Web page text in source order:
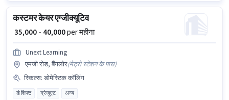
कस्टमर केयर एग्जीक्यूटिव
₹ 35,000 - 40,000per महीना
Unext Learning
एमजी रोड, बैंगलोर(मेट्रो स्टेशन के पास)
स्किल्स: डोमेस्टिक कॉलिंग
डे शिफ्ट ग्रेजुएट अन्य